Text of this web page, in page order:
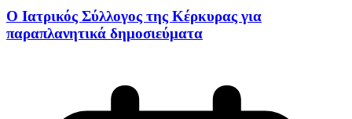
Ο Ιατρικός Σύλλογος της Κέρκυρας για
παραπλανητικά δημοσιεύματα